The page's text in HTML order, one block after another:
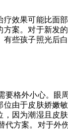
效果可能比面
案。对于新发
些孩子照光后
要格外小心。眼
由于皮肤娇嫩
因为潮湿且皮
代方案。对于外